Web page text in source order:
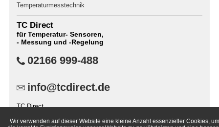
Temperaturmesstechnik
TC Direct
für Temperatur- Sensoren,
- Messung und -Regelung
02166 999-488
info@tcdirect.de
TC Direct
41181 Mönchengladbach
Wir verwenden auf dieser Website eine kleine Anzahl essenzieller Cookies, um